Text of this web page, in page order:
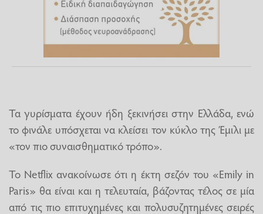
Τα γυρίσματα έχουν ήδη ξεκινήσει στην Ελλάδα, ενώ
το φινάλε υπόσχεται να κλείσει τον κύκλο της Έμιλι με
«τον πιο συναισθηματικό τρόπο».
Το Netflix ανακοίνωσε ότι η έκτη σεζόν του «Emily in
Paris» θα είναι και η τελευταία, βάζοντας τέλος σε μία
από τις πιο επιτυχημένες και πολυσυζητημένες σειρές